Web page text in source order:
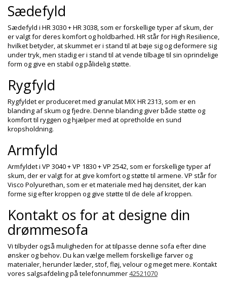
Sædefyld
Sædefyld i HR 3030 + HR 3038, som er forskellige typer af skum, der
er valgt for deres komfort og holdbarhed. HR står for High Resilience,
hvilket betyder, at skummet er i stand til at bøje sig og deformere sig
under tryk, men stadig er i stand til at vende tilbage til sin oprindelige
form og give en stabil og pålidelig støtte.
Rygfyld
Rygfyldet er produceret med granulat MIX HR 2313, som er en
blanding af skum og fjedre. Denne blanding giver både støtte og
komfort til ryggen og hjælper med at opretholde en sund
kropsholdning.
Armfyld
Armfyldet i VP 3040 + VP 1830 + VP 2542, som er forskellige typer af
skum, der er valgt for at give komfort og støtte til armene. VP står for
Visco Polyurethan, som er et materiale med høj densitet, der kan
forme sig efter kroppen og give støtte til de dele af kroppen.
Kontakt os for at designe din
drømmesofa
Vi tilbyder også muligheden for at tilpasse denne sofa efter dine
ønsker og behov. Du kan vælge mellem forskellige farver og
materialer, herunder læder, stof, fløj, velour og meget mere. Kontakt
vores salgsafdeling på telefonnummer42521070